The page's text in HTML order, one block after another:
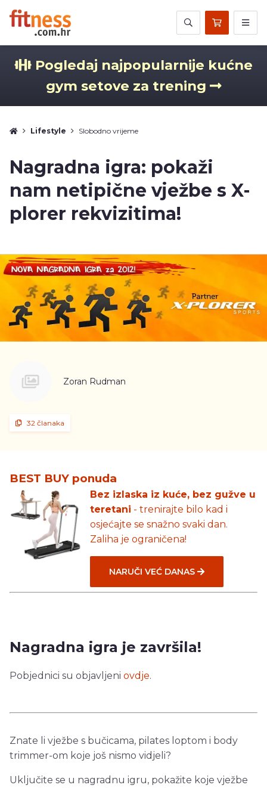
Pogledaj najpopularnije kućne
gym setove za trening
Lifestyle Slobodno vrijeme
Nagradna igra: pokaži
nam netipične vježbe s X-
plorer rekvizitima!
Zoran Rudman
32 članaka
BEST BUY ponuda
Bez izlaska iz kuće, bez gužve u
teretani - trenirajte bilo kad i
osjećajte se snažno svaki dan.
Zaliha je ograničena!
NARUČI VEĆ DANAS
Nagradna igra je završila!
Pobjednici su objavljeni ovdje.
Znate li vježbe s bučicama, pilates loptom i body
trimmer-om koje još nismo vidjeli?
Uključite se u nagradnu igru, pokažite koje vježbe